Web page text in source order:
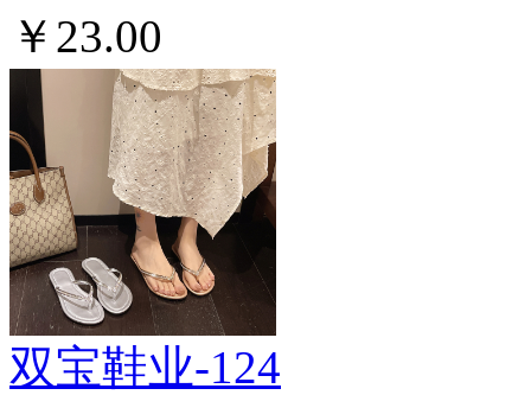
￥23.00
双宝鞋业-124